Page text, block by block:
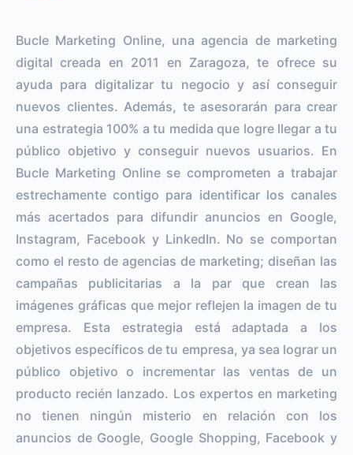
Bucle Marketing Online, una agencia de marketing
digital creada en 2011 en Zaragoza, te ofrece su
ayuda para digitalizar tu negocio y así conseguir
nuevos clientes. Además, te asesorarán para crear
una estrategia 100% a tu medida que logre llegar a tu
público objetivo y conseguir nuevos usuarios. En
Bucle Marketing Online se comprometen a trabajar
estrechamente contigo para identificar los canales
más acertados para difundir anuncios en Google,
Instagram, Facebook y LinkedIn. No se comportan
como el resto de agencias de marketing; diseñan las
campañas publicitarias a la par que crean las
imágenes gráficas que mejor reflejen la imagen de tu
empresa. Esta estrategia está adaptada a los
objetivos específicos de tu empresa, ya sea lograr un
público objetivo o incrementar las ventas de un
producto recién lanzado. Los expertos en marketing
no tienen ningún misterio en relación con los
anuncios de Google, Google Shopping, Facebook y